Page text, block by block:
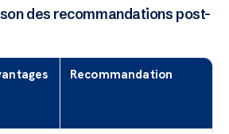
des recommandations post-
Recommandation